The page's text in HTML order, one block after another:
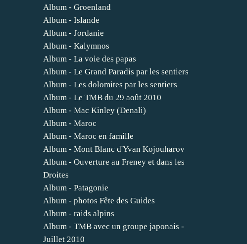
Album - Groenland
Album - Islande
Album - Jordanie
Album - Kalymnos
Album - La voie des papas
Album - Le Grand Paradis par les sentiers
Album - Les dolomites par les sentiers
Album - Le TMB du 29 août 2010
Album - Mac Kinley (Denali)
Album - Maroc
Album - Maroc en famille
Album - Mont Blanc d'Yvan Kojouharov
Album - Ouverture au Freney et dans les
Droites
Album - Patagonie
Album - photos Fête des Guides
Album - raids alpins
Album - TMB avec un groupe japonais -
Juillet 2010